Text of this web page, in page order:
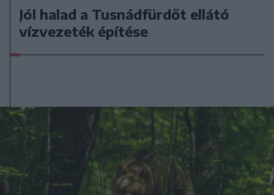
Jól halad a Tusnádfürdőt ellátó
vízvezeték építése